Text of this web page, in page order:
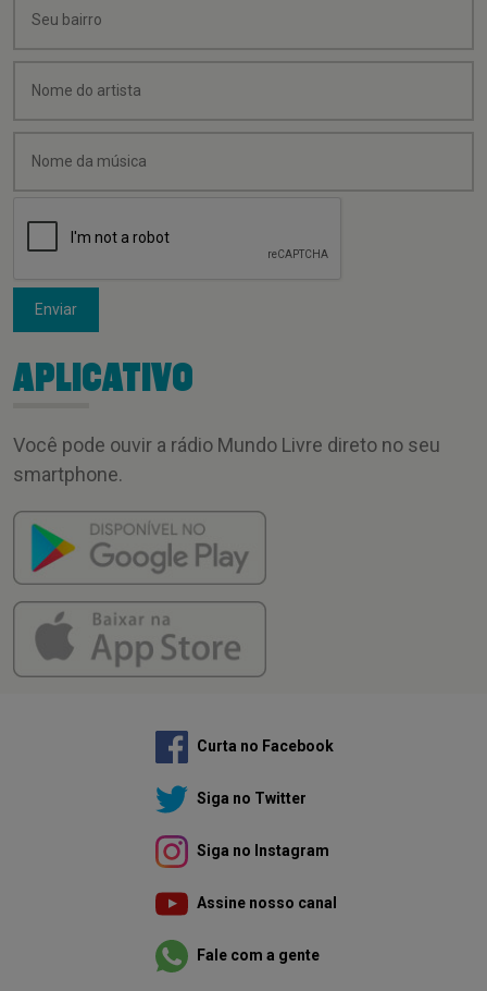
Enviar
APLICATIVO
Você pode ouvir a rádio Mundo Livre direto no seu
smartphone.
Curta no Facebook
Siga no Twitter
Siga no Instagram
Assine nosso canal
Fale com a gente